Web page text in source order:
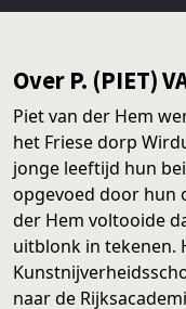
Over P. (PIET)
Piet van der Hem
het Friese dorp
jonge leeftijd hun
opgevoed door hun
der Hem voltooide
uitblonk in tekenen.
naar de